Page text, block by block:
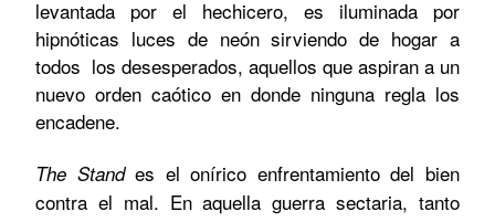
levantada por el hechicero, es iluminada por
hipnóticas luces de neón sirviendo de hogar a
todos los desesperados, aquellos que aspiran a un
nuevo orden caótico en donde ninguna regla los
encadene.
The Standes el onírico enfrentamiento del bien
contra el mal. En aquella guerra sectaria, tanto